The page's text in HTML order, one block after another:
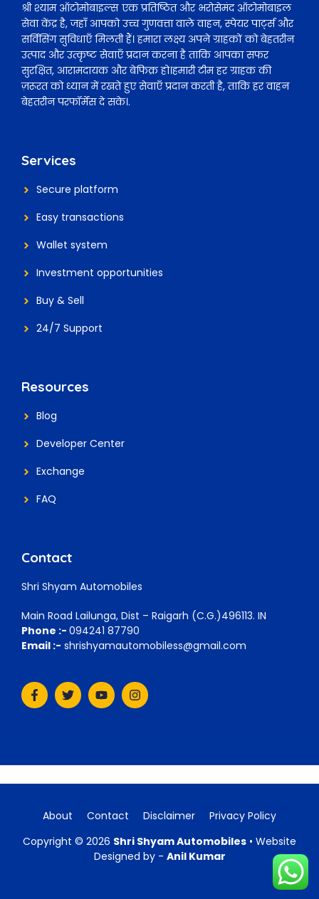
श्री श्याम ऑटोमोबाइल्स एक प्रतिष्ठित और भरोसेमंद ऑटोमोबाइल
सेवा केंद्र है, जहाँ आपको उच्च गुणवत्ता वाले वाहन, स्पेयर पार्ट्स और
सर्विसिंग सुविधाएँ मिलती हैं। हमारा लक्ष्य अपने ग्राहकों को बेहतरीन
उत्पाद और उत्कृष्ट सेवाएँ प्रदान करना है ताकि आपका सफर
सुरक्षित, आरामदायक और बेफिक्र हो।हमारी टीम हर ग्राहक की
ज़रूरत को ध्यान में रखते हुए सेवाएँ प्रदान करती है, ताकि हर वाहन
बेहतरीन परफॉर्मेंस दे सके।.
Services
Secure platform
Easy transactions
Wallet system
Investment opportunities
Buy & Sell
24/7 Support
Resources
Blog
Developer Center
Exchange
FAQ
Contact
Shri Shyam Automobiles
Main Road Lailunga, Dist – Raigarh (C.G.)496113. IN
Phone :- 094241 87790
Email :- shrishyamautomobiless@gmail.com
About Contact Disclaimer
Privacy Policy
Copyright © 2026 Shri Shyam Automobiles • Website
Designed by - Anil Kumar